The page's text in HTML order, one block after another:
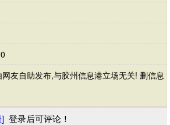
友自助发布,与胶州信息港立场无关! 删信息
] 登录后可评论！